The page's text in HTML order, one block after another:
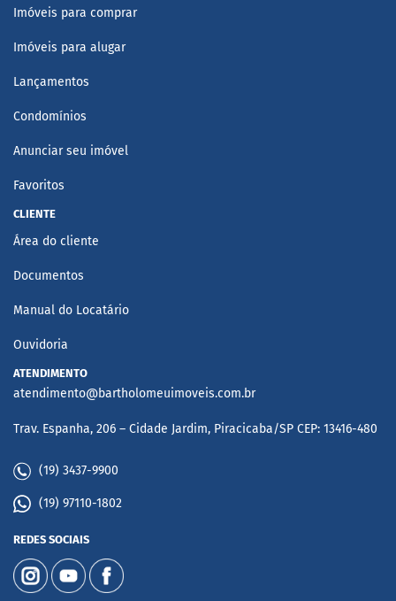
Imóveis para comprar
Imóveis para alugar
Lançamentos
Condomínios
Anunciar seu imóvel
Favoritos
CLIENTE
Área do cliente
Documentos
Manual do Locatário
Ouvidoria
ATENDIMENTO
atendimento@bartholomeuimoveis.com.br
Trav. Espanha, 206 – Cidade Jardim, Piracicaba/SP CEP: 13416-480
(19) 3437-9900
(19) 97110-1802
REDES SOCIAIS